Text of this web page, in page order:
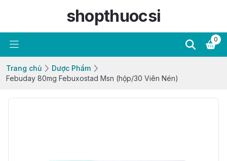
shopthuocsi
0
Trang chủ
Dược Phẩm
Febuday 80mg Febuxostad Msn (hộp/30 Viên Nén)